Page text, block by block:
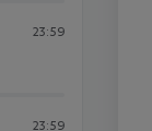
23:59
23:59